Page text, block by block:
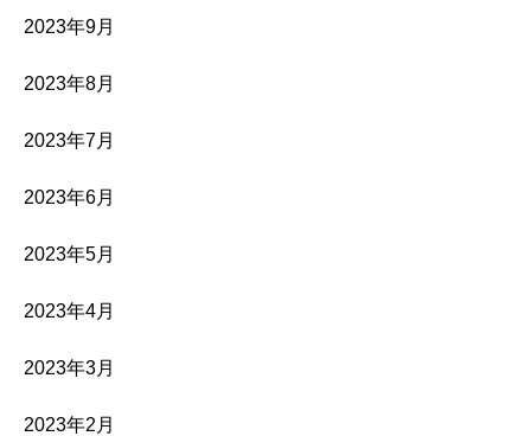
2023年9月
2023年8月
2023年7月
2023年6月
2023年5月
2023年4月
2023年3月
2023年2月